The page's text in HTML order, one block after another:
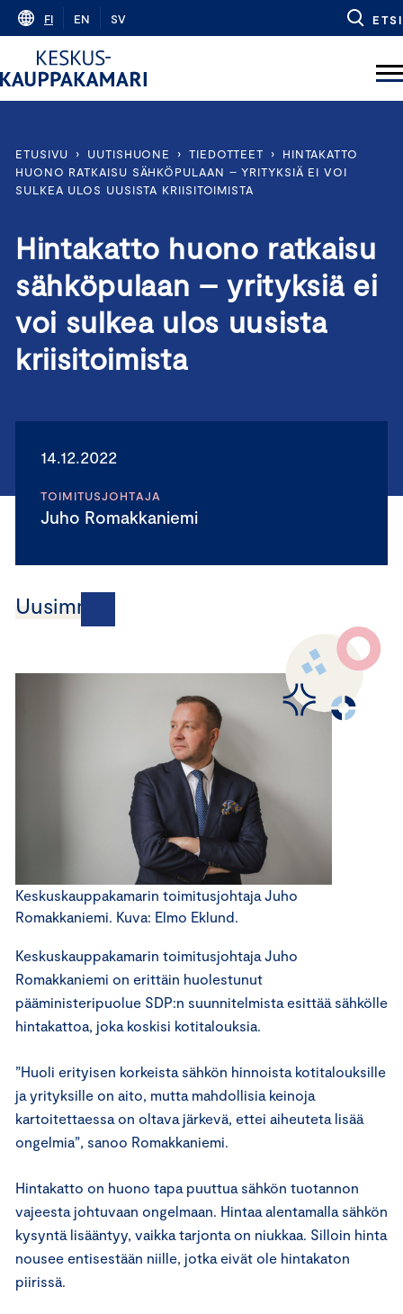
Skip
content
FI EN SV ETSI
ETUSIVU › UUTISHUONE › TIEDOTTEET ›
HINTAKATTO
HUONO RATKAISU SÄHKÖPULAAN – YRITYKSIÄ EI VOI
SULKEA ULOS UUSISTA KRIISITOIMISTA
Hintakatto huono ratkaisu
sähköpulaan – yrityksiä ei
voi sulkea ulos uusista
kriisitoimista
14.12.2022
TOIMITUSJOHTAJA
Juho Romakkaniemi
Uusimmat
Keskuskauppakamarin toimitusjohtaja Juho
Romakkaniemi. Kuva: Elmo Eklund.
Keskuskauppakamarin toimitusjohtaja Juho
Romakkaniemi on erittäin huolestunut
pääministeripuolue SDP:n suunnitelmista esittää sähkölle
hintakattoa, joka koskisi kotitalouksia.
”Huoli erityisen korkeista sähkön hinnoista kotitalouksille
ja yrityksille on aito, mutta mahdollisia keinoja
kartoitettaessa on oltava järkevä, ettei aiheuteta lisää
ongelmia”, sanoo Romakkaniemi.
Hintakatto on huono tapa puuttua sähkön tuotannon
vajeesta johtuvaan ongelmaan. Hintaa alentamalla sähkön
kysyntä lisääntyy, vaikka tarjonta on niukkaa. Silloin hinta
nousee entisestään niille, jotka eivät ole hintakaton
piirissä.